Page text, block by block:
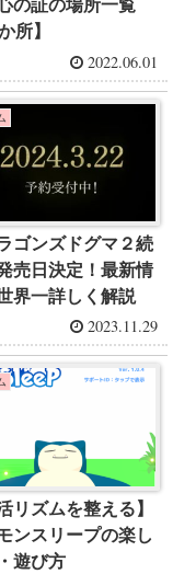
の証の場所一覧
所】
2022.06.01
ゴンズドグマ２続
売日決定！最新情
界一詳しく解説
2023.11.29
リズムを整える】
ンスリープの楽し
遊び方